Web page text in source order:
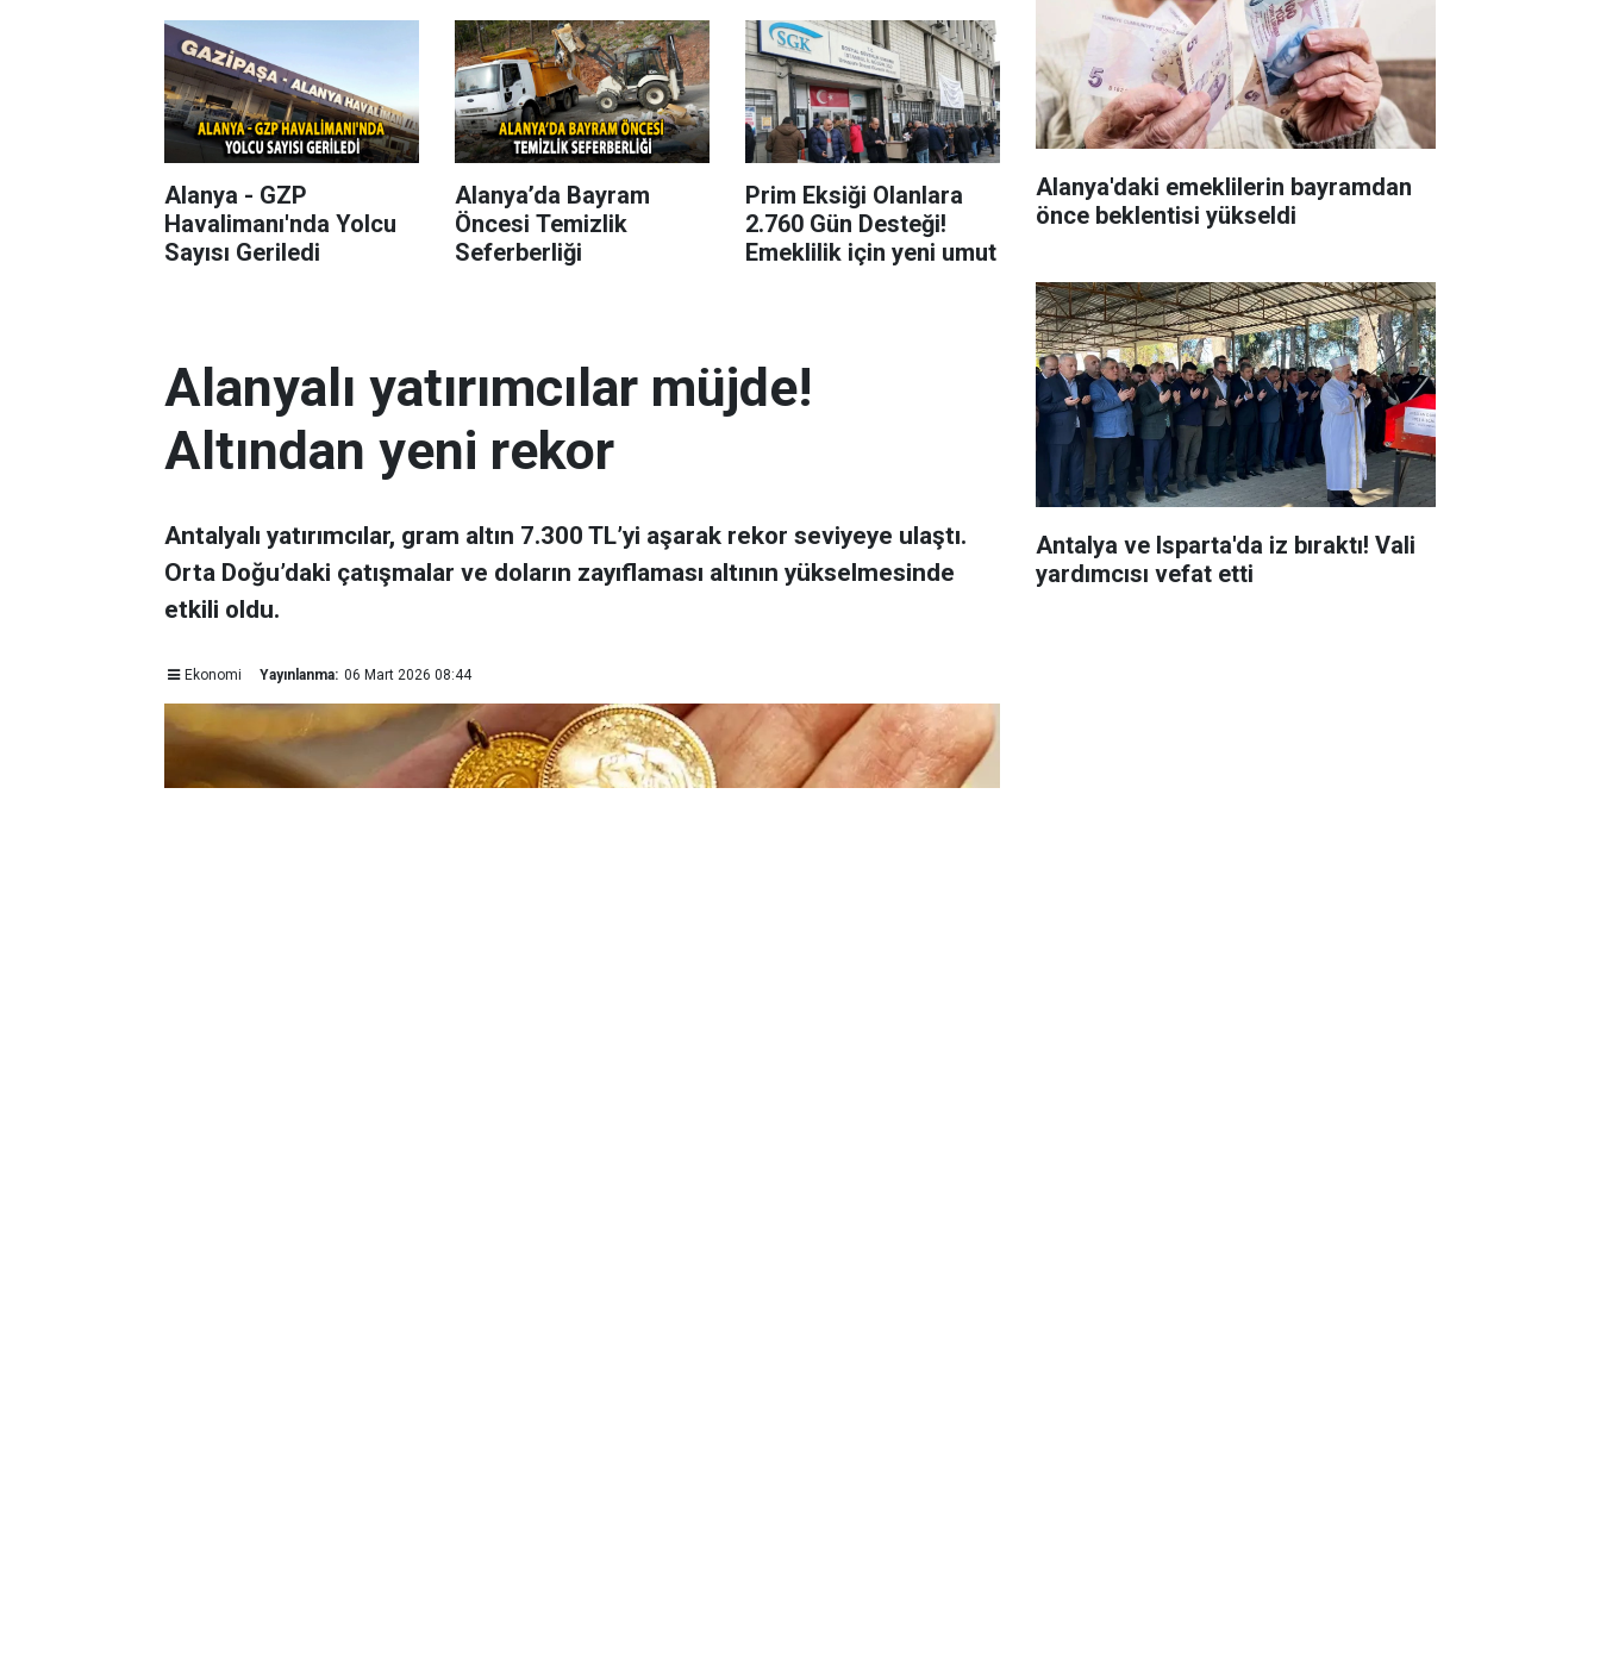
Alanya - GZP
Havalimanı'nda Yolcu
Sayısı Geriledi
Alanya’da Bayram
Öncesi Temizlik
Seferberliği
Prim Eksiği Olanlara
2.760 Gün Desteği!
Emeklilik için yeni umut
Alanyalı yatırımcılar müjde!
Altından yeni rekor
Antalyalı yatırımcılar, gram altın 7.300 TL’yi aşarak rekor seviyeye ulaştı.
Orta Doğu’daki çatışmalar ve doların zayıflaması altının yükselmesinde
etkili oldu.
Ekonomi Yayınlanma: 06 Mart 2026 08:44
Alanya'daki emeklilerin bayramdan
önce beklentisi yükseldi
Antalya ve Isparta'da iz bıraktı! Vali
yardımcısı vefat etti